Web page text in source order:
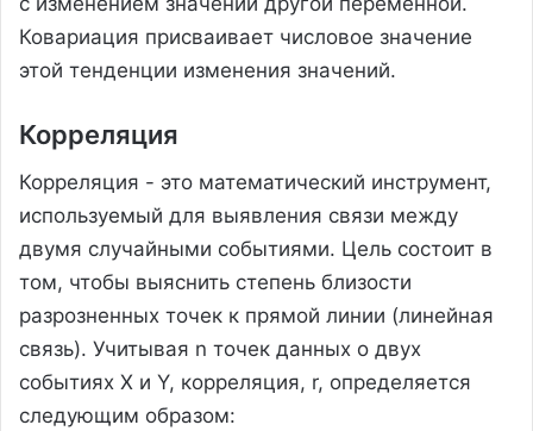
Ковариация присваивает числовое значение
этой тенденции изменения значений.
Корреляция
Корреляция - это математический инструмент,
используемый для выявления связи между
двумя случайными событиями. Цель состоит в
том, чтобы выяснить степень близости
разрозненных точек к прямой линии (линейная
связь). Учитывая n точек данных о двух
событиях X и Y, корреляция, r, определяется
следующим образом: